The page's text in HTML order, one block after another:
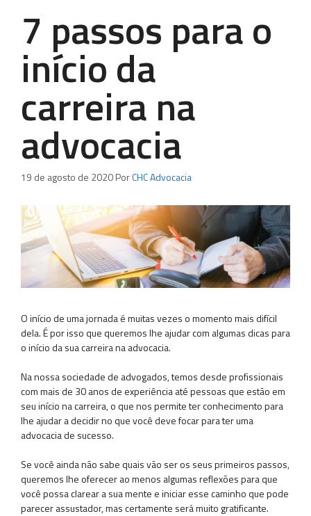
7 passos para o
início da
carreira na
advocacia
19 de agosto de 2020PorCHC Advocacia
O início de uma jornada é muitas vezes o momento mais difícil
dela. É por isso que queremos lhe ajudar com algumas dicas para
o início da sua carreira na advocacia.
Na nossa sociedade de advogados, temos desde profissionais
com mais de 30 anos de experiência até pessoas que estão em
seu início na carreira, o que nos permite ter conhecimento para
lhe ajudar a decidir no que você deve focar para ter uma
advocacia de sucesso.
Se você ainda não sabe quais vão ser os seus primeiros passos,
queremos lhe oferecer ao menos algumas reflexões para que
você possa clarear a sua mente e iniciar esse caminho que pode
parecer assustador, mas certamente será muito gratificante.